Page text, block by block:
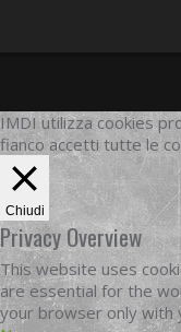
IMDI utilizza cookies
fianco accetti tutte le
Chiudi
Privacy Overview
This website uses
are essential for the
your browser only with